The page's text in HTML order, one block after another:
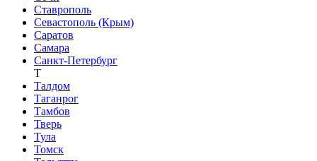
Ставрополь
Севастополь (Крым)
Саратов
Самара
Санкт-Петербург
Т
Талдом
Таганрог
Тамбов
Тверь
Тула
Томск